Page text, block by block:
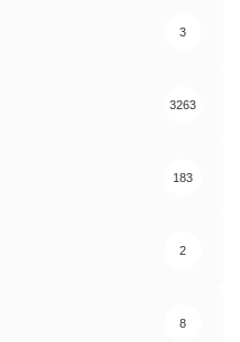
3
3263
183
2
8